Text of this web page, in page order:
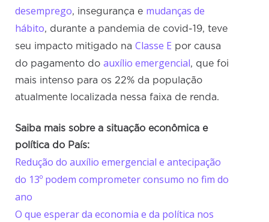
desemprego, insegurança e mudanças de
hábito, durante a pandemia de covid-19, teve
seu impacto mitigado naClasse E por causa
do pagamento doauxílio emergencial, que foi
mais intenso para os 22% da população
atualmente localizada nessa faixa de renda.
Saiba mais sobre a situação econômica e
política do País:
Redução do auxílio emergencial e antecipação
do 13º podem comprometer consumo no fim do
ano
O que esperar da economia e da política nos